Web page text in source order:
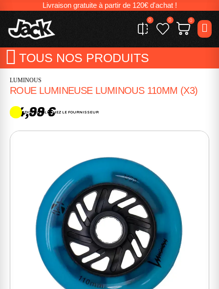
Livraison gratuite à partir de 120€ d'achat !
0 0 0
TOUS NOS PRODUITS
LUMINOUS
ROUE LUMINEUSE LUMINOUS 110MM (X3)
34,99 €
DISPONIBLE CHEZ LE FOURNISSEUR